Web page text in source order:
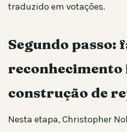
traduzido em votações.
Segundo passo:
reconhecimento
construção de
Nesta etapa, Christopher